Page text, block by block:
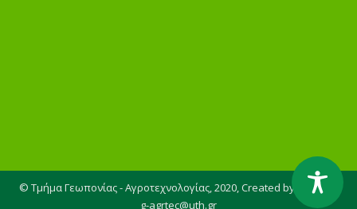
© Τμήμα Γεωπονίας - Αγροτεχνολογίας, 2020,Created by AGENSO
g-agrtec@uth.gr